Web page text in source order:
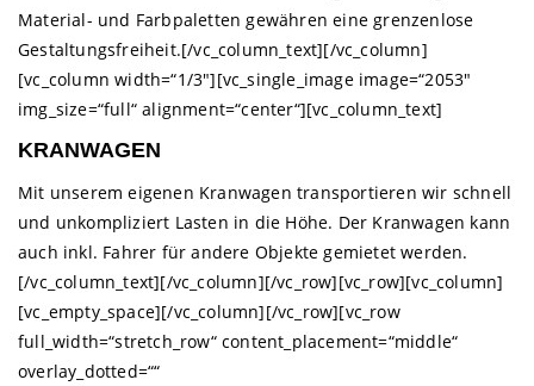
Material- und Farbpaletten gewähren eine grenzenlose
Gestaltungsfreiheit.[/vc_column_text][/vc_column]
[vc_column width=“1/3″][vc_single_image image=“2053″
img_size=“full“ alignment=“center“][vc_column_text]
KRANWAGEN
Mit unserem eigenen Kranwagen transportieren wir schnell
und unkompliziert Lasten in die Höhe. Der Kranwagen kann
auch inkl. Fahrer für andere Objekte gemietet werden.
[/vc_column_text][/vc_column][/vc_row][vc_row][vc_column]
[vc_empty_space][/vc_column][/vc_row][vc_row
full_width=“stretch_row“ content_placement=“middle“
overlay_dotted=““